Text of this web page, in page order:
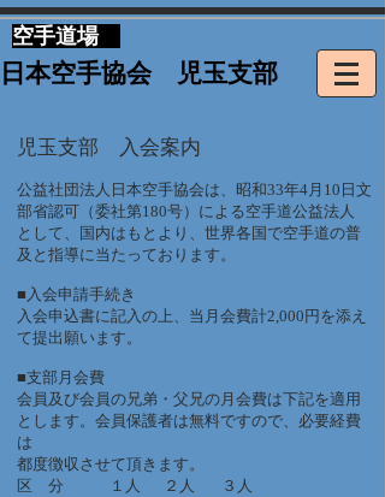
​空手道場
​日本空手協会 児玉支部
児玉支部 入会案内
公益社団法人日本空手協会は、昭和33年4月10日文
部省認可（委社第180号）による空手道公益法人
として、国内はもとより、世界各国で空手道の普
及と指導に当たっております。
■入会申請手続き
入会申込書に記入の上、当月会費計2,000円を添え
て提出願います。
■支部月会費
会員及び会員の兄弟・父兄の月会費は下記を適用
とします。会員保護者は無料ですので、必要経費
は
都度徴収させて頂きます。
区 分 １人 ２人 ３人